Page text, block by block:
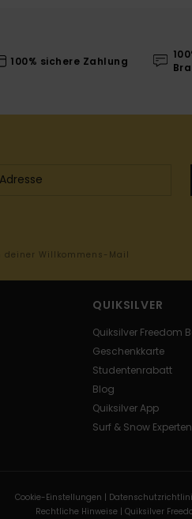
100% sichere Zahlung
Willkommens-Mail
QUIKSILVER
Quiksilver Freedom
Geschenkkarte
Studentenrabatt
Blog
Quiksilver App
Surf & Snow
Cookie-Einstellungen |
Rechtliche Hinweise | Quiksilver